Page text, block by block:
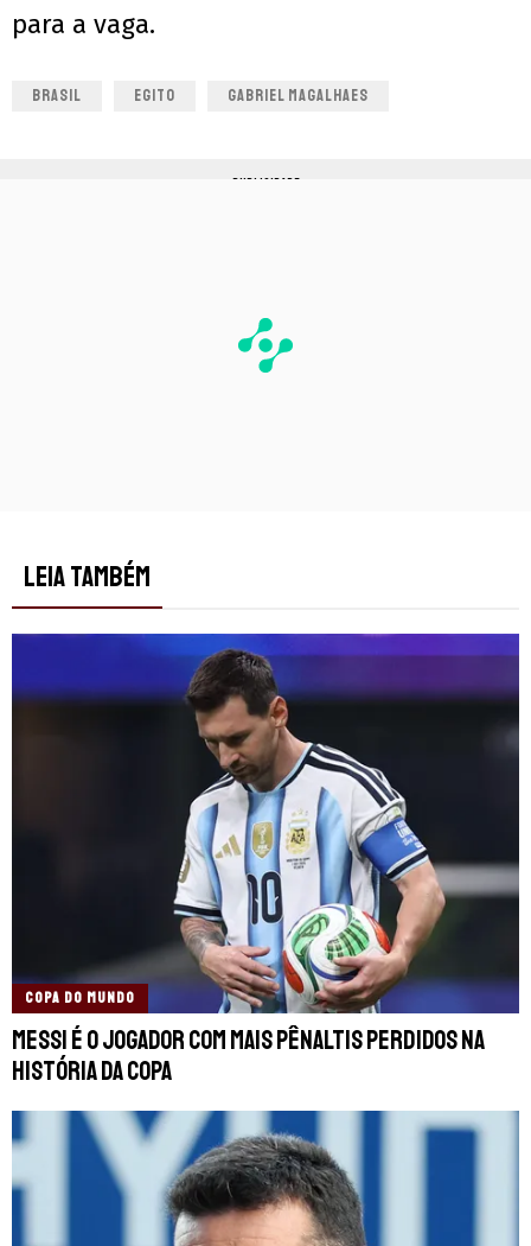
para a vaga.
BRASIL EGITO GABRIEL MAGALHAES
PUBLICIDADE
LEIA TAMBÉM
COPA DO MUNDO
Messi é o jogador com mais pênaltis perdidos na
história da Copa